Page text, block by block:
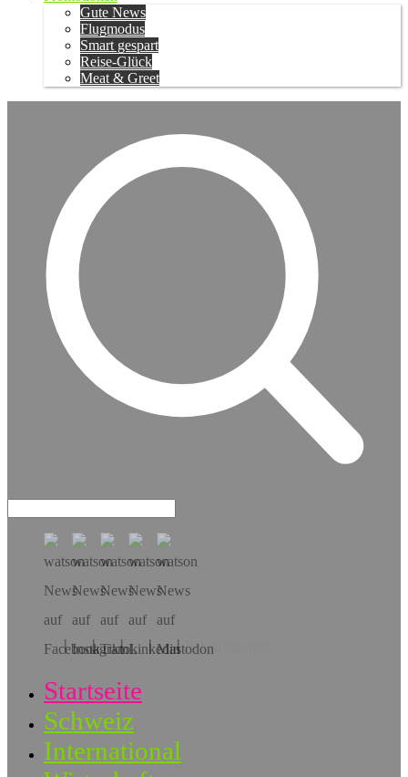
Gute News
Flugmodus
Smart gespart
Reise-Glück
Meat & Greet
Hol dir die App!
Startseite
Schweiz
International